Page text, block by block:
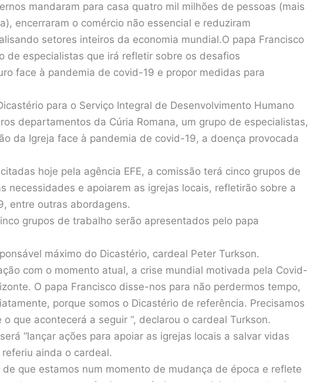
mandaram para casa quatro mil milhões de pessoas (mais
encerraram o comércio não essencial e reduziram
setores inteiros da economia mundial.O papa Francisco
de especialistas que irá refletir sobre os desafios
face à pandemia de covid-19 e propor medidas para
para o Serviço Integral de Desenvolvimento Humano
departamentos da Cúria Romana, um grupo de especialistas,
da Igreja face à pandemia de covid-19, a doença provocada
hoje pela agência EFE, a comissão terá cinco grupos de
necessidades e apoiarem as igrejas locais, refletirão sobre a
entre outras abordagens.
grupos de trabalho serão apresentados pelo papa
máximo do Dicastério, cardeal Peter Turkson.
com o momento atual, a crise mundial motivada pela Covid-
O papa Francisco disse-nos para não perdermos tempo,
porque somos o Dicastério de referência. Precisamos
que acontecerá a seguir “, declarou o cardeal Turkson.
“lançar ações para apoiar as igrejas locais a salvar vidas
ainda o cardeal.
de que estamos num momento de mudança de época e reflete